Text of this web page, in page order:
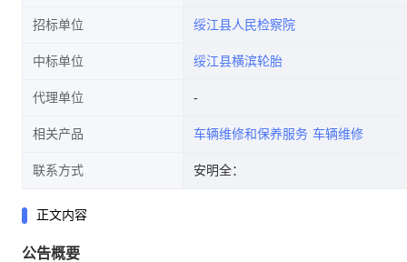
招标单位 绥江县人民检察院
中标单位 绥江县横滨轮胎
代理单位
相关产品 车辆维修和保养服务 车辆维修
联系方式 安明全：
正文内容
公告概要